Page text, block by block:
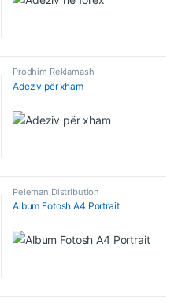
Prodhim Reklamash
Adeziv për xham
Peleman Distribution
Album Fotosh A4 Portrait